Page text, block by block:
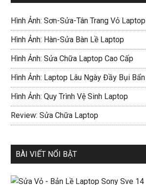
Hình Ảnh: Sơn-Sửa-Tân Trang Vỏ Laptop
Hình Ảnh: Hàn-Sửa Bàn Lề Laptop
Hình Ảnh: Sửa Chữa Laptop Cao Cấp
Hình Ảnh: Laptop Lâu Ngày Đầy Bụi Bẩn
Hình Ảnh: Quy Trình Vệ Sinh Laptop
Review: Sửa Chữa Laptop
BÀI VIẾT NỔI BẬT